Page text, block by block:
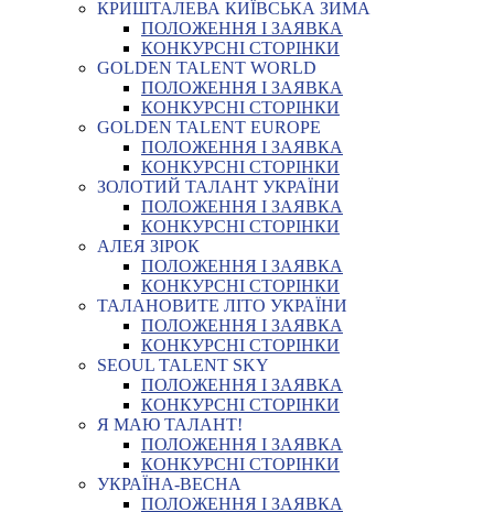
КРИШТАЛЕВА КИЇВСЬКА ЗИМА
ПОЛОЖЕННЯ І ЗАЯВКА
КОНКУРСНІ СТОРІНКИ
GOLDEN TALENT WORLD
ПОЛОЖЕННЯ І ЗАЯВКА
КОНКУРСНІ СТОРІНКИ
GOLDEN TALENT EUROPE
ПОЛОЖЕННЯ І ЗАЯВКА
КОНКУРСНІ СТОРІНКИ
ЗОЛОТИЙ ТАЛАНТ УКРАЇНИ
ПОЛОЖЕННЯ І ЗАЯВКА
КОНКУРСНІ СТОРІНКИ
АЛЕЯ ЗІРОК
ПОЛОЖЕННЯ І ЗАЯВКА
КОНКУРСНІ СТОРІНКИ
ТАЛАНОВИТЕ ЛІТО УКРАЇНИ
ПОЛОЖЕННЯ І ЗАЯВКА
КОНКУРСНІ СТОРІНКИ
SEOUL TALENT SKY
ПОЛОЖЕННЯ І ЗАЯВКА
КОНКУРСНІ СТОРІНКИ
Я МАЮ ТАЛАНТ!
ПОЛОЖЕННЯ І ЗАЯВКА
КОНКУРСНІ СТОРІНКИ
УКРАЇНА-ВЕСНА
ПОЛОЖЕННЯ І ЗАЯВКА